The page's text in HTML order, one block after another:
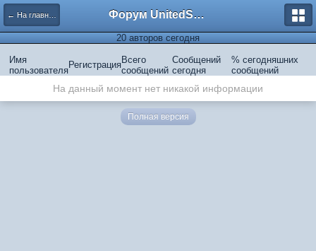
← На главную Форум UnitedSouth
20 авторов сегодня
Имя
пользователя
РегистрацияВсего
сообщений
Сообщений
сегодня
% сегодняшних
сообщений
На данный момент нет никакой информации
Полная версия